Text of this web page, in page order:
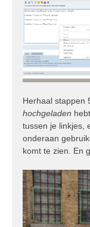
Herhaal stappen
hochgeladen
tussen je linkjes,
onderaan
komt te zien. En